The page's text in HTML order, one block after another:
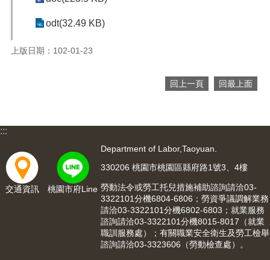
市
見
題
桃
園
odt(32.49 KB)
上版日期：102-01-23
回上一頁 回最上面
:::
交通資訊 桃園市府Line
Department of Labor,Taoyuan.
330206 桃園市桃園區縣府路1號3、4樓
勞動法令或勞工托兒措施補助諮詢請洽03-
3322101分機6804-6806；勞資爭議調解業務
請洽03-3322101分機6802-6803；就業服務
諮詢請洽03-3322101分機8015-8017（就業
職訓服務處）；有關職業安全衛生及勞工檢舉
諮詢請洽03-3323606（勞動檢查處）。